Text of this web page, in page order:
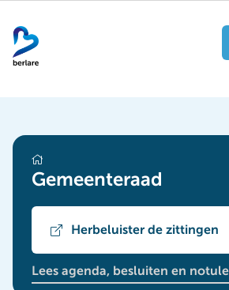
en
naar
bestuursorganen
Gemeenteraad
Herbeluister de zittingen
Lees agenda, besluiten en